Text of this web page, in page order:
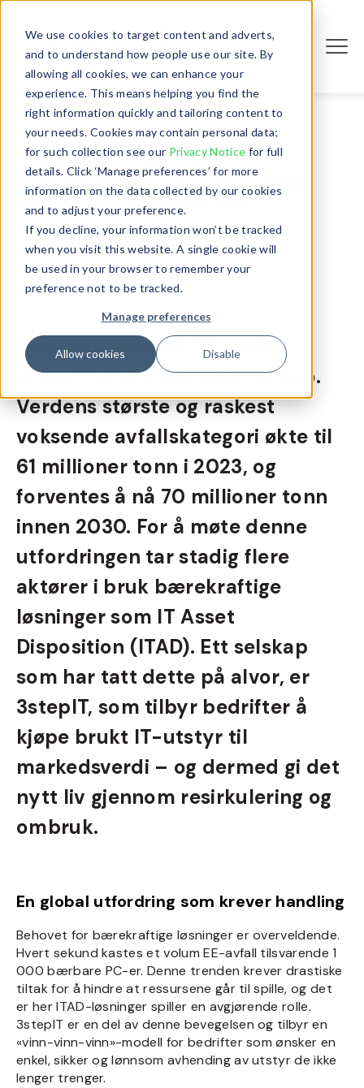
We use cookies to target content and adverts,
and to understand how people use our site. By
allowing all cookies, we can enhance your
experience. This means helping you find the
right information quickly and tailoring content to
your needs. Cookies may contain personal data;
for such collection see our Privacy Notice for full
details. Click ‘Manage preferences’ for more
information on the data collected by our cookies
and to adjust your preference.
If you decline, your information won’t be tracked
when you visit this website. A single cookie will
be used in your browser to remember your
preference not to be tracked.
Manage preferences
Allow cookies Disable
Login
ITAD-løsninger som
reduserer EE-avfall - selg
det til markedsverdi!
- november 13, 2024
Elektronisk avfall (EE-avfall)
vokser i et alarmerende tempo.
Verdens største og raskest
voksende avfallskategori økte til
61 millioner tonn i 2023, og
forventes å nå 70 millioner tonn
innen 2030. For å møte denne
utfordringen tar stadig flere
aktører i bruk bærekraftige
løsninger som IT Asset
Disposition (ITAD). Ett selskap
som har tatt dette på alvor, er
3stepIT, som tilbyr bedrifter å
kjøpe brukt IT-utstyr til
markedsverdi – og dermed gi det
nytt liv gjennom resirkulering og
ombruk.
En global utfordring som krever handling
Behovet for bærekraftige løsninger er overveldende.
Hvert sekund kastes et volum EE-avfall tilsvarende 1
000 bærbare PC-er. Denne trenden krever drastiske
tiltak for å hindre at ressursene går til spille, og det
er her ITAD-løsninger spiller en avgjørende rolle.
3stepIT er en del av denne bevegelsen og tilbyr en
«vinn-vinn-vinn»-modell for bedrifter som ønsker en
enkel, sikker og lønnsom avhending av utstyr de ikke
lenger trenger.